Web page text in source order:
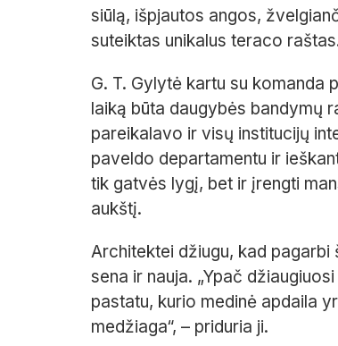
siūlą, išpjautos angos,
suteiktas unikalus teraco
G. T. Gylytė kartu su
laiką būta daugybės bandymų
pareikalavo ir visų institucijų
paveldo departamentu ir
tik gatvės lygį, bet ir įrengti
aukštį.
Architektei džiugu, kad
sena ir nauja. „Ypač
pastatu, kurio medinė apdaila
medžiaga“, – priduria ji.